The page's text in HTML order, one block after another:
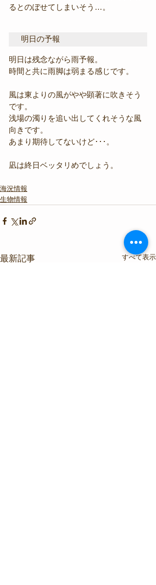
るとのぼせてしまいそう…。
明日の予報
明日は残念ながら雨予報。
時間と共に雨脚は弱まる感じです。
風は東よりの風がやや顕著に吹きそう
です。
浅場の濁りを追い出してくれそうな風
向きです。
あまり期待してないけど･･･。
凪は終日ベッタリめでしょう。
海況情報
生物情報
最新記事 すべて表示